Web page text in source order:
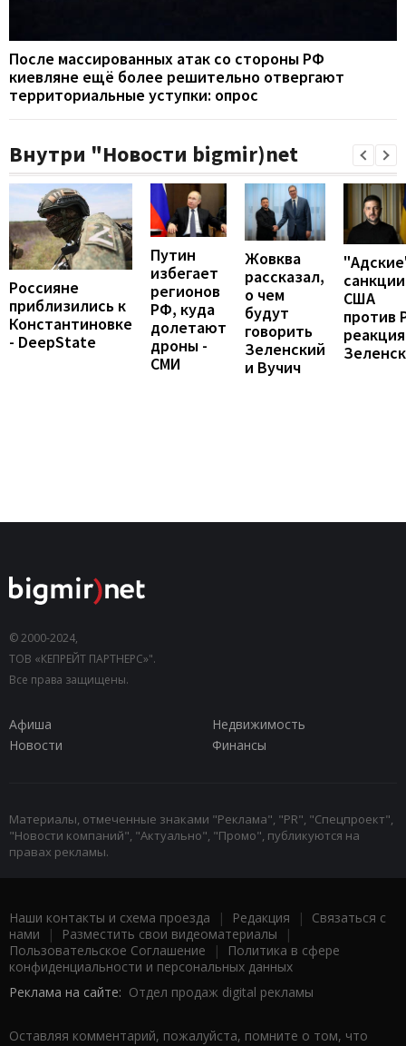
После массированных атак со стороны РФ
киевляне ещё более решительно отвергают
территориальные уступки: опрос
Внутри "Новости bigmir)net
Россияне
приблизились к
Константиновке
- DeepState
Путин
избегает
регионов
РФ, куда
долетают
дроны -
СМИ
Жовква
рассказал,
о чем
будут
говорить
Зеленский
и Вучич
санкции
США
против
реакция
© 2000-2024,
ТОВ «КЕПРЕЙТ ПАРТНЕРС»".
Все права защищены.
Афиша
Недвижимость
Новости
Финансы
Материалы, отмеченные знаками "Реклама", "PR", "Спецпроект",
"Новости компаний", "Актуально", "Промо", публикуются на
правах рекламы.
Наши контакты и схема проезда | Редакция | Связаться с
нами | Разместить свои видеоматериалы |
Пользовательское Соглашение |
Политика в сфере
конфиденциальности и персональных данных
Реклама на сайте: Отдел продаж digital рекламы
Оставляя комментарий, пожалуйста, помните о том, что